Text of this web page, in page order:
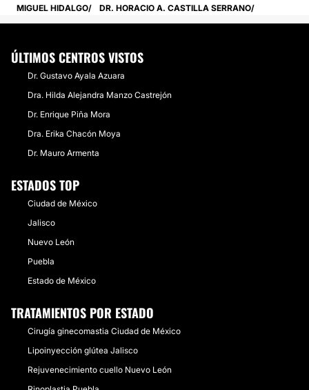
MIGUEL HIDALGO
DR. HORACIO A. CASTILLA SERRANO
ÚLTIMOS CENTROS VISTOS
Dr. Gustavo Ayala Azuara
Dra. Hilda Alejandra Manzo Castrejón
Dr. Enrique Piña Mora
Dra. Erika Chacón Moya
Dr. Mauro Armenta
ESTADOS TOP
Ciudad de México
Jalisco
Nuevo León
Puebla
Estado de México
TRATAMIENTOS POR ESTADO
Cirugía ginecomastia Ciudad de México
Lipoinyección glútea Jalisco
Rejuvenecimiento cuello Nuevo León